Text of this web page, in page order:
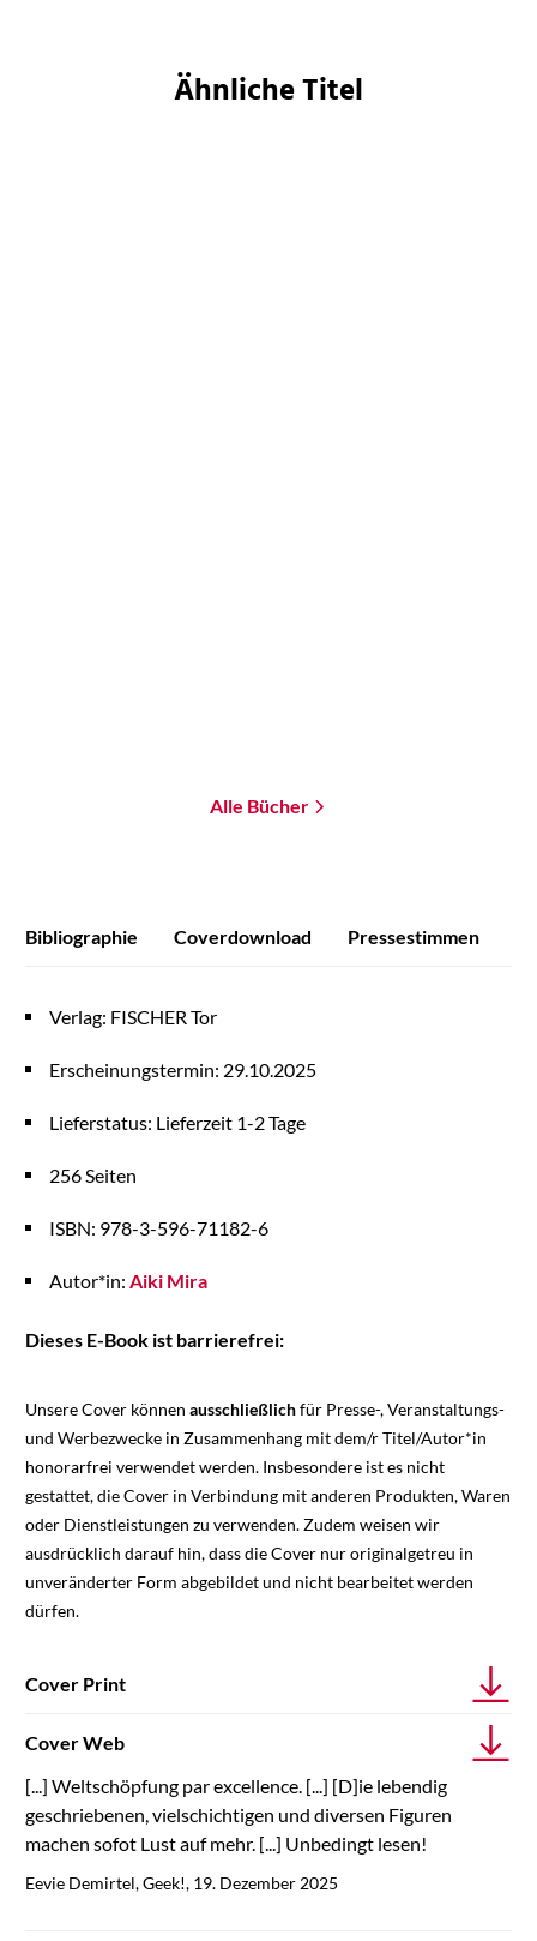
Ähnliche Titel
Alle Bücher
Bibliographie Coverdownload Pressestimmen
Verlag: FISCHER Tor
Erscheinungstermin: 29.10.2025
Lieferstatus: Lieferzeit 1-2 Tage
ISBN: 978-3-596-71182-6
256 Seiten
Autor*in: Aiki Mira
Dieses E-Book ist barrierefrei:
Unsere Cover können ausschließlichfür Presse-, Veranstaltungs-
und Werbezwecke in Zusammenhang mit dem/r Titel/Autor*in
honorarfrei verwendet werden. Insbesondere ist es nicht
gestattet, die Cover in Verbindung mit anderen Produkten, Waren
oder Dienstleistungen zu verwenden. Zudem weisen wir
ausdrücklich darauf hin, dass die Cover nur originalgetreu in
unveränderter Form abgebildet und nicht bearbeitet werden
dürfen.
Cover Print
Cover Web
[...] Weltschöpfung par excellence. [...] [D]ie lebendig
geschriebenen, vielschichtigen und diversen Figuren
machen sofot Lust auf mehr. [...] Unbedingt lesen!
Eevie Demirtel, Geek!, 19. Dezember 2025